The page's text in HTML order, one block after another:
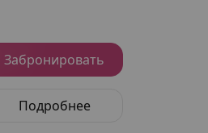
Забронировать
Подробнее